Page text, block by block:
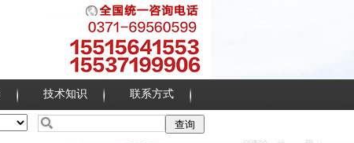
技术知识 联系方式